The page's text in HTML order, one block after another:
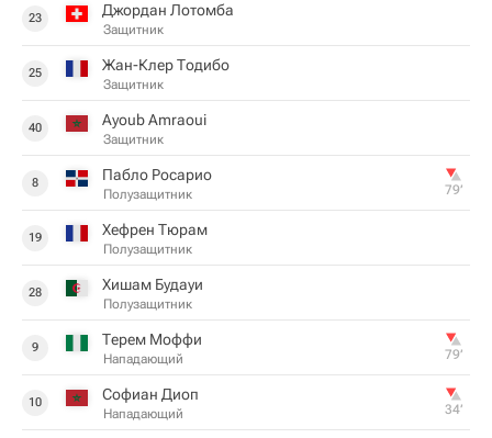
23 Джордан Лотомба
Защитник
25 Жан-Клер Тодибо
Защитник
40 Ayoub Amraoui
Защитник
8 Пабло Росарио
Полузащитник 79‎’‎
19 Хефрен Тюрам
Полузащитник
28 Хишам Будауи
Полузащитник
9 Терем Моффи
Нападающий 79‎’‎
10 Софиан Диоп
Нападающий 34‎’‎